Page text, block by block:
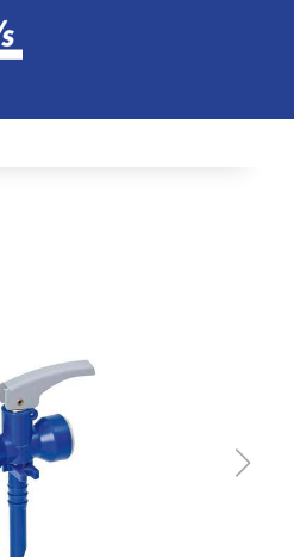
Rengjøring & Vedlikehold